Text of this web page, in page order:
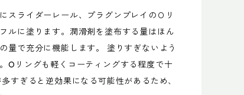
スライダーレール、プラグンプレイのＯリ
ルに塗ります。潤滑剤を塗布する量はほん
量で充分に機能します。 塗りすぎないよう
Oリングも軽くコーティングする程度で十
すぎると逆効果になる可能性があるため、